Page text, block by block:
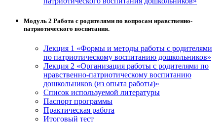
Модуль 2 Работа с родителями по вопросам нравственно-
патриотического воспитания.
Лекция 1 «Формы и методы работы с родителями
по патриотическому воспитанию дошкольников»
Лекция 2 «Организация работы с родителями по
нравственно-патриотическому воспитанию
дошкольников (из опыта работы)»
Список используемой литературы
Паспорт программы
Практическая работа
Итоговый тест